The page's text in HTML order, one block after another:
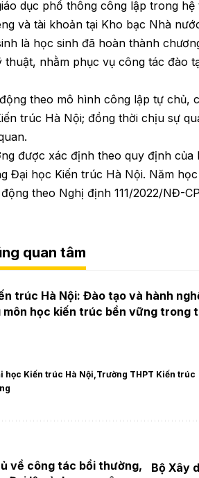
dục phổ thông công lập trong
và tài khoản tại Kho bạc Nhà
là học sinh đã hoàn thành
thuật, nhằm phục vụ công tác đào
theo mô hình công lập tự chủ,
trúc Hà Nội; đồng thời chịu sự
được xác định theo quy định
Đại học Kiến trúc Hà Nội. Năm
theo Nghị định 111/2022/NĐ-
quan tâm
trúc Hà Nội: Đào tạo và hành
môn học kiến trúc bền vững trong
học Kiến trúc Hà Nội Trường THPT Kiến trúc
về công tác bồi thường,
Bộ Xây